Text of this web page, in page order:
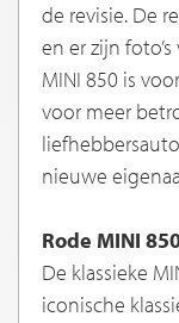
de revisie. De
en er zijn
MINI 850 is
voor meer
nieuwe
Rode MINI
De klassieke
iconische